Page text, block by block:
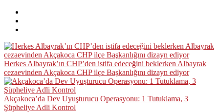
Herkes Albayrak’ın CHP’den istifa edeceğini beklerken Albayrak
cezaevinden Akçakoca CHP ilçe Başkanlığını dizayn ediyor
Akçakoca’da Dev Uyuşturucu Operasyonu: 1 Tutuklama, 3
Şüpheliye Adli Kontrol